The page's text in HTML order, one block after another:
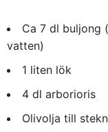
Ca 7 dl buljong
vatten)
1 liten lök
4 dl arborioris
Olivolja till